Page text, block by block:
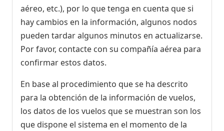
aéreo, etc.), por lo que tenga en cuenta que si
hay cambios en la información, algunos nodos
pueden tardar algunos minutos en actualizarse.
Por favor, contacte con su compañía aérea para
confirmar estos datos.
En base al procedimiento que se ha descrito
para la obtención de la información de vuelos,
los datos de los vuelos que se muestran son los
que dispone el sistema en el momento de la